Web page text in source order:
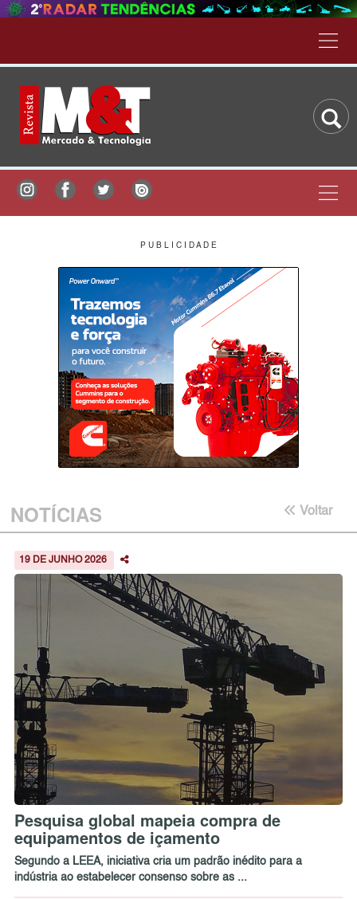
P U B L I C I D A D E
NOTÍCIAS Voltar
19 DE JUNHO 2026
Pesquisa global mapeia compra de
equipamentos de içamento
Segundo a LEEA, iniciativa cria um padrão inédito para a
indústria ao estabelecer consenso sobre as ...